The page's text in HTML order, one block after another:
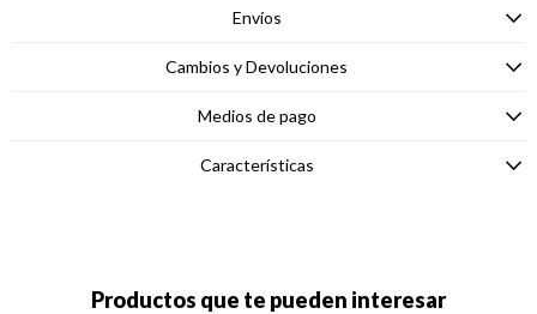
Envíos
Cambios y Devoluciones
Medios de pago
Características
Productos que te pueden interesar